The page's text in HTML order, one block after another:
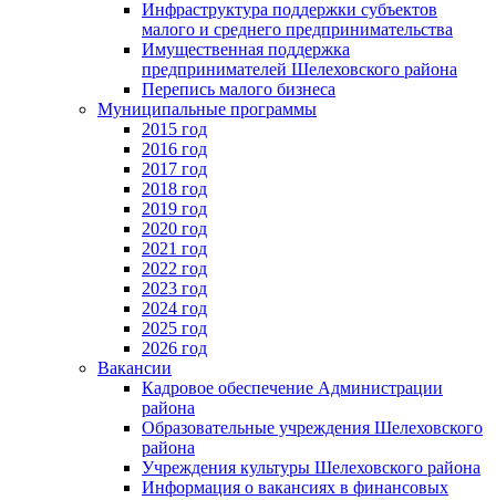
Инфраструктура поддержки субъектов
малого и среднего предпринимательства
Имущественная поддержка
предпринимателей Шелеховского района
Перепись малого бизнеса
Муниципальные программы
2015 год
2016 год
2017 год
2018 год
2019 год
2020 год
2021 год
2022 год
2023 год
2024 год
2025 год
2026 год
Вакансии
Кадровое обеспечение Администрации
района
Образовательные учреждения Шелеховского
района
Учреждения культуры Шелеховского района
Информация о вакансиях в финансовых